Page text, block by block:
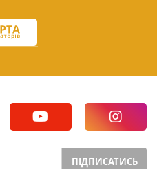
ПІДПИСАТИСЬ